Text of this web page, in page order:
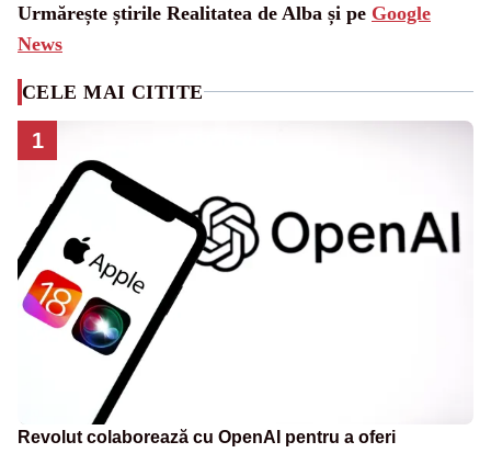
Urmărește știrile Realitatea de Alba și pe Google
News
CELE MAI CITITE
1
Revolut colaborează cu OpenAI pentru a oferi